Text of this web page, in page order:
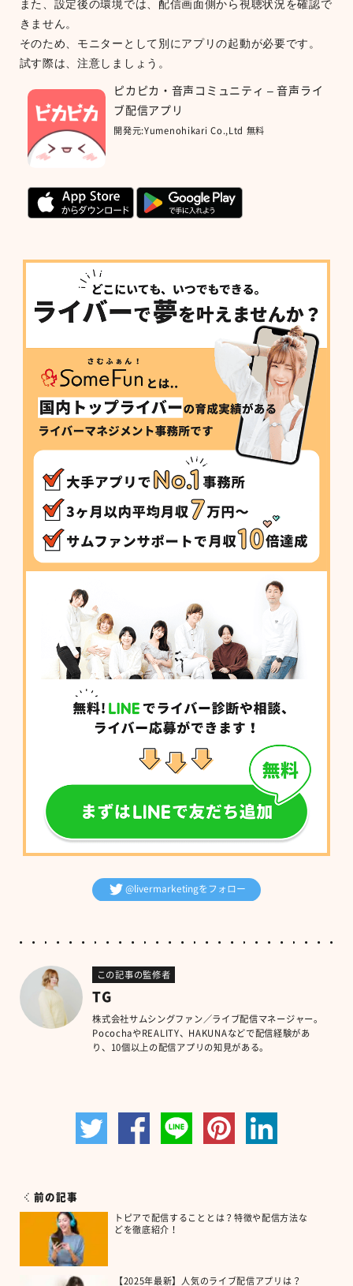
また、設定後の環境では、配信画面側から視聴状況を確認で
きません。
そのため、モニターとして別にアプリの起動が必要です。
試す際は、注意しましょう。
ピカピカ・音声コミュニティ – 音声ライ
ブ配信アプリ
開発元:Yumenohikari Co.,Ltd 無料
@livermarketingをフォロー
この記事の監修者
TG
株式会社サムシングファン／ライブ配信マネージャー。
PocochaやREALITY、HAKUNAなどで配信経験があ
り、10個以上の配信アプリの知見がある。
前の記事
トピアで配信することとは？特徴や配信方法な
どを徹底紹介！
【2025年最新】人気のライブ配信アプリは？